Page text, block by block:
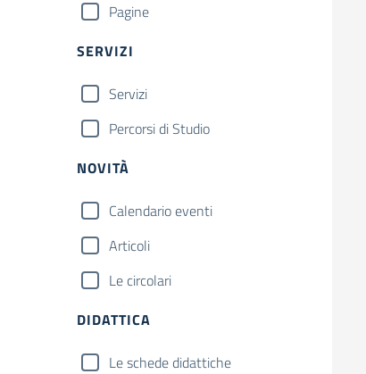
Pagine
SERVIZI
Servizi
Percorsi di Studio
NOVITÀ
Calendario eventi
Articoli
Le circolari
DIDATTICA
Le schede didattiche